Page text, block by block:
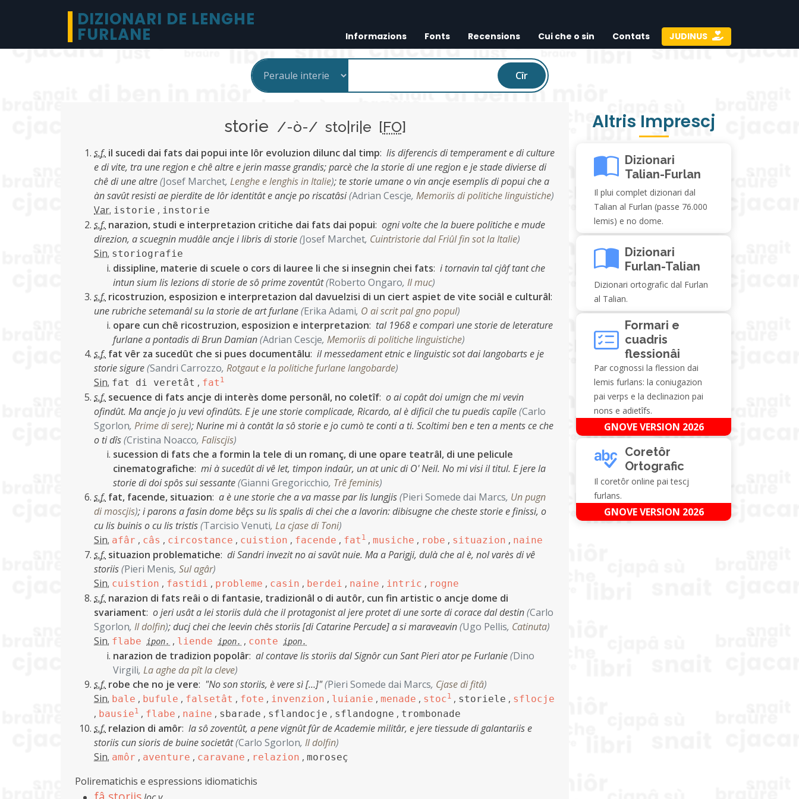
DIZIONARI DE LENGHE
FURLANE Informazions Fonts Recensions Cui che o sin Contats JUDINUS
Cîr
storie /-ò-/ sto|ri|e [FO]
s.f. il sucedi dai fats dai popui inte lôr evoluzion dilunc dal timp: lis diferencis di temperament e di culture
e di vite, tra une regjon e chê altre e jerin masse grandis; parcè che la storie di une regjon e je stade divierse di
chê di une altre(Josef Marchet, Lenghe e lenghis in Italie); te storie umane o vin ancje esemplis di popui che a
àn savût resisti ae pierdite de lôr identitât e ancje po riscatâsi(Adrian Cescje, Memoriis di politiche linguistiche)
Var. istorie , instorie
s.f. narazion, studi e interpretazion critiche dai fats dai popui: ogni volte che la buere politiche e mude
direzion, a scuegnin mudâle ancje i libris di storie(Josef Marchet, Cuintristorie dal Friûl fin sot la Italie)
Sin. storiografie
dissipline, materie di scuele o cors di lauree li che si insegnin chei fats: i tornavin tal cjâf tant che
intun sium lis lezions di storie de sô prime zoventût(Roberto Ongaro, Il muc)
s.f. ricostruzion, esposizion e interpretazion dal davuelzisi di un ciert aspiet de vite sociâl e culturâl:
une rubriche setemanâl su la storie de art furlane(Erika Adami, O ai scrit pal gno popul)
opare cun chê ricostruzion, esposizion e interpretazion: tal 1968 e comparì une storie de leterature
furlane a pontadis di Brun Damian(Adrian Cescje, Memoriis di politiche linguistiche)
s.f. fat vêr za sucedût che si pues documentâlu: il messedament etnic e linguistic sot dai langobarts e je
storie sigure(Sandri Carrozzo, Rotgaut e la politiche furlane langobarde)
Sin. fat di veretât , fat 1
s.f. secuence di fats ancje di interès dome personâl, no coletîf: o ai copât doi umign che mi vevin
ofindût. Ma ancje jo ju vevi ofindûts. E je une storie complicade, Ricardo, al è dificil che tu puedis capîle(Carlo
Sgorlon, Prime di sere);Nurine mi à contât la sô storie e jo cumò te conti a ti. Scoltimi ben e ten a ments ce che
o ti dîs(Cristina Noacco, Faliscjis)
sucession di fats che a formin la tele di un romanç, di une opare teatrâl, di une pelicule
cinematografiche: mi à sucedût di vê let, timpon indaûr, un at unic di O' Neil. No mi visi il titul. E jere la
storie di doi spôs sui sessante(Gianni Gregoricchio, Trê feminis)
s.f. fat, facende, situazion: a è une storie che a va masse par lis lungjis(Pieri Somede dai Marcs, Un pugn
di moscjis);i parons a fasin dome bêçs su lis spalis di chei che a lavorin: dibisugne che cheste storie e finissi, o
cu lis buinis o cu lis tristis(Tarcisio Venuti, La cjase di Toni)
Sin. afâr , câs , circostance , cuistion , facende , fat 1 , musiche , robe , situazion , naine
s.f. situazion problematiche: di Sandri invezit no ai savût nuie. Ma a Parigji, dulà che al è, nol varès di vê
storiis(Pieri Menis, Sul agâr)
Sin. cuistion , fastidi , probleme , casin , berdei , naine , intric , rogne
s.f. narazion di fats reâi o di fantasie, tradizionâl o di autôr, cun fin artistic o ancje dome di
svariament: o jeri usât a lei storiis dulà che il protagonist al jere protet di une sorte di corace dal destin(Carlo
Sgorlon, Il dolfin);ducj chei che leevin chês storiis [di Catarine Percude] a si maraveavin(Ugo Pellis, Catinuta)
Sin. flabe ipon. , liende ipon. , conte ipon.
narazion de tradizion popolâr: al contave lis storiis dal Signôr cun Sant Pieri ator pe Furlanie(Dino
Virgili, La aghe da pît la cleve)
s.f. robe che no je vere: "No son storiis, è vere sì […]"(Pieri Somede dai Marcs, Cjase di fitâ)
Sin. bale , bufule , falsetât , fote , invenzion , luianie , menade , stoc1 , storiele , sflocje
, bausie1 , flabe , naine , sbarade , sflandocje , sflandogne , trombonade
s.f. relazion di amôr: la sô zoventût, a pene vignût fûr de Academie militâr, e jere tiessude di galantariis e
storiis cun sioris de buine societât(Carlo Sgorlon, Il dolfin)
Sin. amôr , aventure , caravane , relazion , moroseç
Polirematichis e espressions idiomatichis
Altris Imprescj
Dizionari
Talian-Furlan
Il plui complet dizionari dal
Talian al Furlan (passe 76.000
lemis) e no dome.
Dizionari
Furlan-Talian
Dizionari ortografic dal Furlan
al Talian.
Formari e
cuadris
flessionâi
Par cognossi la flession dai
lemis furlans: la coniugazion
pai verps e la declinazion pai
nons e adietîfs.
GNOVE VERSION 2026
Coretôr
Ortografic
Il coretôr online pai tescj
furlans.
GNOVE VERSION 2026